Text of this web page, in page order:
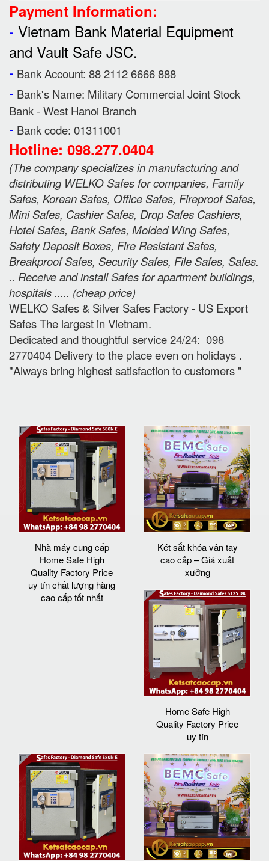
Payment Information:
- Vietnam Bank Material Equipment
and Vault Safe JSC.
- Bank Account: 88 2112 6666 888
- Bank's Name: Military Commercial Joint Stock
Bank - West Hanoi Branch
- Bank code: 01311001
Hotline: 098.277.0404
(The company specializes in manufacturing and
distributing WELKO Safes for companies, Family
Safes, Korean Safes, Office Safes, Fireproof Safes,
Mini Safes, Cashier Safes, Drop Safes Cashiers,
Hotel Safes, Bank Safes, Molded Wing Safes,
Safety Deposit Boxes, Fire Resistant Safes,
Breakproof Safes, Security Safes, File Safes, Safes.
.. Receive and install Safes for apartment buildings,
hospitals ..... (cheap price)
WELKO Safes & Silver Safes Factory - US Export
Safes The largest in Vietnam.
Dedicated and thoughtful service 24/24: 098
2770404 Delivery to the place even on holidays .
"Always bring highest satisfaction to customers "
Nhà máy cung cấp
Home Safe High
Quality Factory Price
uy tín chất lượng hàng
cao cấp tốt nhất
Két sắt khóa vân tay
cao cấp – Giá xuất
xưởng
Home Safe High
Quality Factory Price
uy tín